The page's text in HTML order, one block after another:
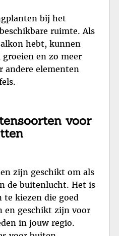
bij het
ruimte. Als
hebt, kunnen
en zo meer
andere elementen
voor
zijn geschikt om als
de buitenlucht. Het is
kiezen die goed
en geschikt zijn voor
in jouw regio.